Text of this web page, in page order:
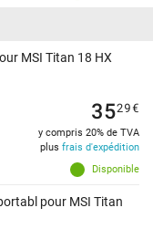
MSI Titan 18 HX
Disponible
3529€
y compris 20% de TVA
plus frais d'expédition
pour MSI Titan